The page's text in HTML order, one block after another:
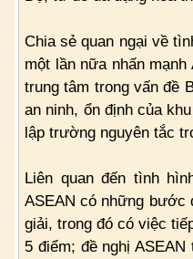
Chia sẻ quan ngại về
một lần nữa nhấn
trung tâm trong vấn đề
an ninh, ổn định của
lập trường nguyên tắc
Liên quan đến tình
ASEAN có những bước
giải, trong đó có việc
5 điểm; đề nghị